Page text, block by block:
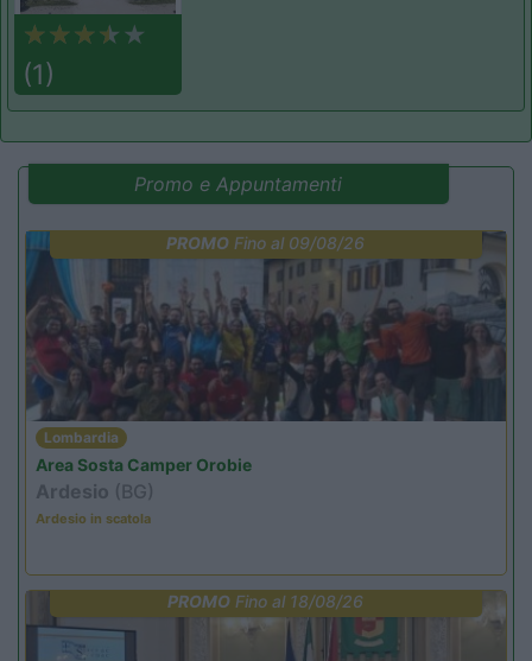
(1)
Promo e Appuntamenti
PROMO Fino al 09/08/26
Lombardia
Area Sosta Camper Orobie
Ardesio (BG)
Ardesio in scatola
PROMO Fino al 18/08/26